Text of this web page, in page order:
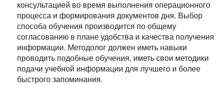
консультацией во время выполнения операционного
процесса и формирования документов дня. Выбор
способа обучения производится по общему
согласованию в плане удобства и качества получения
информации. Методолог должен иметь навыки
проводить подобные обучения, иметь свои методики
подачи учебной информации для лучшего и более
быстрого запоминания.